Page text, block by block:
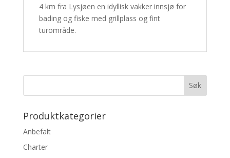
4 km fra Lysjøen en idyllisk vakker innsjø for
bading og fiske med grillplass og fint
turområde.
Produktkategorier
Anbefalt
Charter